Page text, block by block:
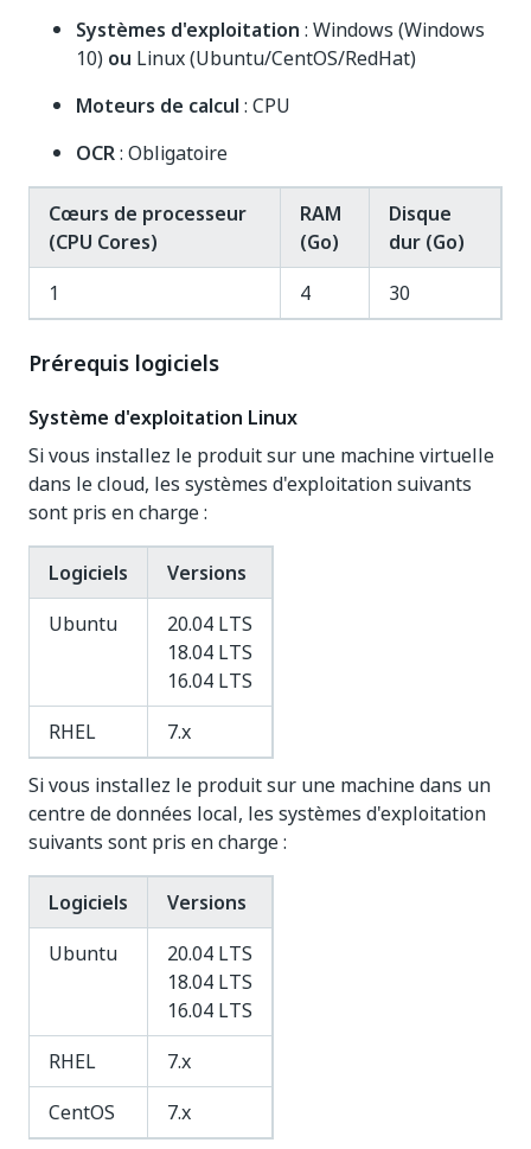
Systèmes d'exploitation : Windows (Windows
10) ou Linux (Ubuntu/CentOS/RedHat)
Moteurs de calcul : CPU
OCR: Obligatoire
Cœurs de processeur
(CPU Cores)
RAM
(Go)
Disque
dur (Go)
1
4 30
Prérequis logiciels
Système d'exploitation Linux
Si vous installez le produit sur une machine virtuelle
dans le cloud, les systèmes d'exploitation suivants
sont pris en charge :
Logiciels
Versions
Ubuntu
20.04 LTS
18.04 LTS
16.04 LTS
RHEL
7.x
Si vous installez le produit sur une machine dans un
centre de données local, les systèmes d'exploitation
suivants sont pris en charge :
Logiciels
Versions
Ubuntu
20.04 LTS
18.04 LTS
16.04 LTS
RHEL
7.x
CentOS
7.x